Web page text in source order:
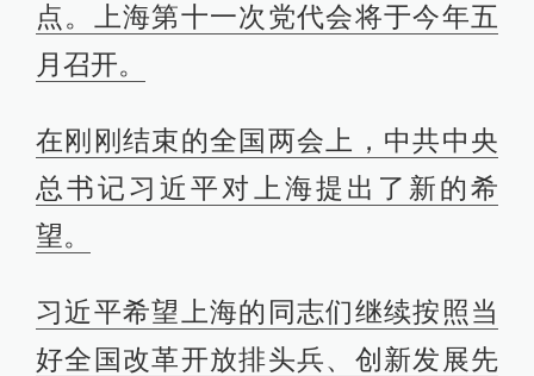
点。上海第十一次党代会将于今年五
月召开。
在刚刚结束的全国两会上，中共中央
总书记习近平对上海提出了新的希
望。
习近平希望上海的同志们继续按照当
好全国改革开放排头兵、创新发展先